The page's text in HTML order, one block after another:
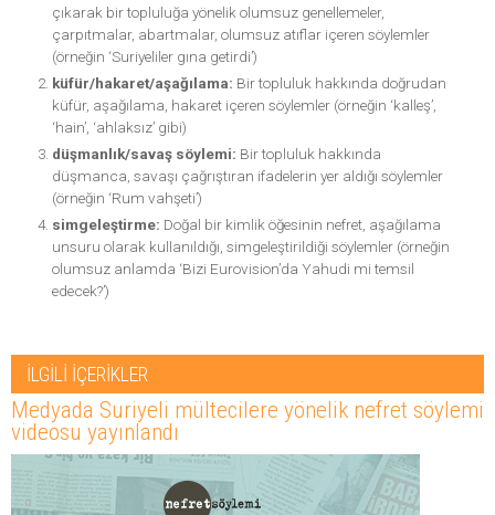
çıkarak bir topluluğa yönelik olumsuz genellemeler,
çarpıtmalar, abartmalar, olumsuz atıflar içeren söylemler
(örneğin ‘Suriyeliler gına getirdi’)
küfür/hakaret/aşağılama: Bir topluluk hakkında doğrudan
küfür, aşağılama, hakaret içeren söylemler (örneğin ‘kalleş’,
‘hain’, ‘ahlaksız’ gibi)
düşmanlık/savaş söylemi: Bir topluluk hakkında
düşmanca, savaşı çağrıştıran ifadelerin yer aldığı söylemler
(örneğin ‘Rum vahşeti’)
simgeleştirme: Doğal bir kimlik öğesinin nefret, aşağılama
unsuru olarak kullanıldığı, simgeleştirildiği söylemler (örneğin
olumsuz anlamda ‘Bizi Eurovision’da Yahudi mi temsil
edecek?’)
İLGİLİ İÇERİKLER
Medyada Suriyeli mültecilere yönelik nefret söylemi
videosu yayınlandı